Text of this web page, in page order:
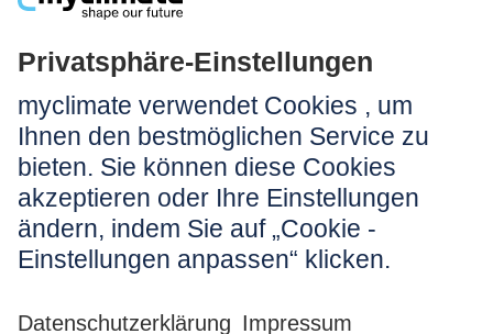
Rechtliches:
Impressum
Nutzungshinweis
AGB
Datenschutz
Barrierefreiheit